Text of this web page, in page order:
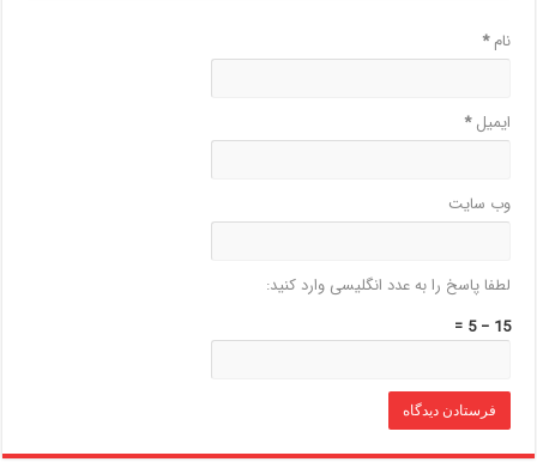
نام*
ایمیل*
وب‌ سایت
لطفا پاسخ را به عدد انگلیسی وارد کنید:
15 − 5 =